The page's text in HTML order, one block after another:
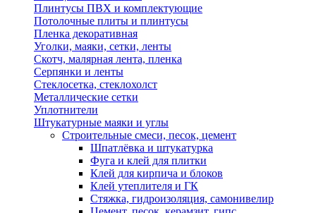
Плинтусы ПВХ и комплектующие
Потолочные плиты и плинтусы
Пленка декоративная
Уголки, маяки, сетки, ленты
Скотч, малярная лента, пленка
Серпянки и ленты
Стеклосетка, стеклохолст
Металлические сетки
Уплотнители
Штукатурные маяки и углы
Строительные смеси, песок, цемент
Шпатлёвка и штукатурка
Фуга и клей для плитки
Клей для кирпича и блоков
Клей утеплителя и ГК
Стяжка, гидроизоляция, самонивелир